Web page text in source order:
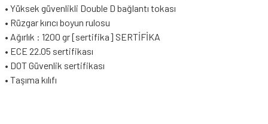
• Yüksek güvenlikli Double D bağlantı tokası
• Rüzgar kırıcı boyun rulosu
• Ağırlık : 1200 gr [sertifika] SERTİFİKA
• ECE 22.05 sertifikası
• DOT Güvenlik sertifikası
• Taşıma kılıfı